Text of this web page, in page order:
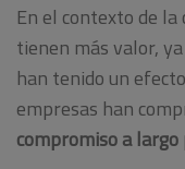
En el contexto de
tienen más valor,
han tenido un
empresas han
compromiso a largo